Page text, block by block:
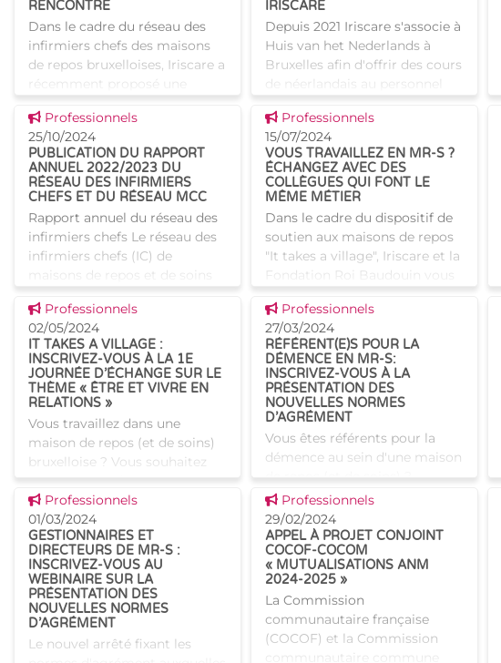
RENCONTRE
Dans le cadre du réseau des
infirmiers chefs des maisons
de repos bruxelloises, Iriscare a
animée par la PAQS
(Plateforme pour
l'amélioration de la
IRISCARE
Depuis 2021 Iriscare s'associe à
Huis van het Nederlands à
Bruxelles afin d'offrir des cours
de néerlandais au personnel
soins) de la Région de
Bruxelles-Capitale. L'o
Voir cette news
Professionnels
25/10/2024
PUBLICATION DU RAPPORT
ANNUEL 2022/2023 DU
RÉSEAU DES INFIRMIERS
CHEFS ET DU RÉSEAU MCC
Rapport annuel du réseau des
infirmiers chefs Le réseau des
infirmiers chefs (IC) de
maisons de repos et de soins
objectif principal de pérenniser
la collaboration
Voir cette news
Professionnels
15/07/2024
VOUS TRAVAILLEZ EN MR-S ?
ÉCHANGEZ AVEC DES
COLLÈGUES QUI FONT LE
MÊME MÉTIER
Dans le cadre du dispositif de
soutien aux maisons de repos
"It takes a village", Iriscare et la
Fondation Roi Baudouin vous
collègues d'autres maisons de
repos (et de
Voir cette news
Professionnels
02/05/2024
IT TAKES A VILLAGE :
INSCRIVEZ-VOUS À LA 1E
JOURNÉE D’ÉCHANGE SUR LE
THÈME « ÊTRE ET VIVRE EN
RELATIONS »
Vous travaillez dans une
maison de repos (et de soins)
bruxelloise ? Vous souhaitez
vous enrichir des pratiques
innovantes appliquées dans
d'autres maisons de repos ?
Dans le cadre du dispositif
Voir cette news
Professionnels
27/03/2024
RÉFÉRENT(E)S POUR LA
DÉMENCE EN MR-S:
INSCRIVEZ-VOUS À LA
PRÉSENTATION DES
NOUVELLES NORMES
D’AGRÉMENT
Vous êtes référents pour la
démence au sein d'une maison
de repos (et de soins) ?
Inscrivez-vous à la
présentation des nouvelles
normes d'agrément qui
touchent directement les
référents p
Voir cette news
Professionnels
01/03/2024
GESTIONNAIRES ET
DIRECTEURS DE MR-S :
INSCRIVEZ-VOUS AU
WEBINAIRE SUR LA
PRÉSENTATION DES
NOUVELLES NORMES
D’AGRÉMENT
Le nouvel arrêté fixant les
Voir cette news
Professionnels
29/02/2024
APPEL À PROJET CONJOINT
COCOF-COCOM
« MUTUALISATIONS ANM
2024-2025 »
La Commission
communautaire française
(COCOF) et la Commission